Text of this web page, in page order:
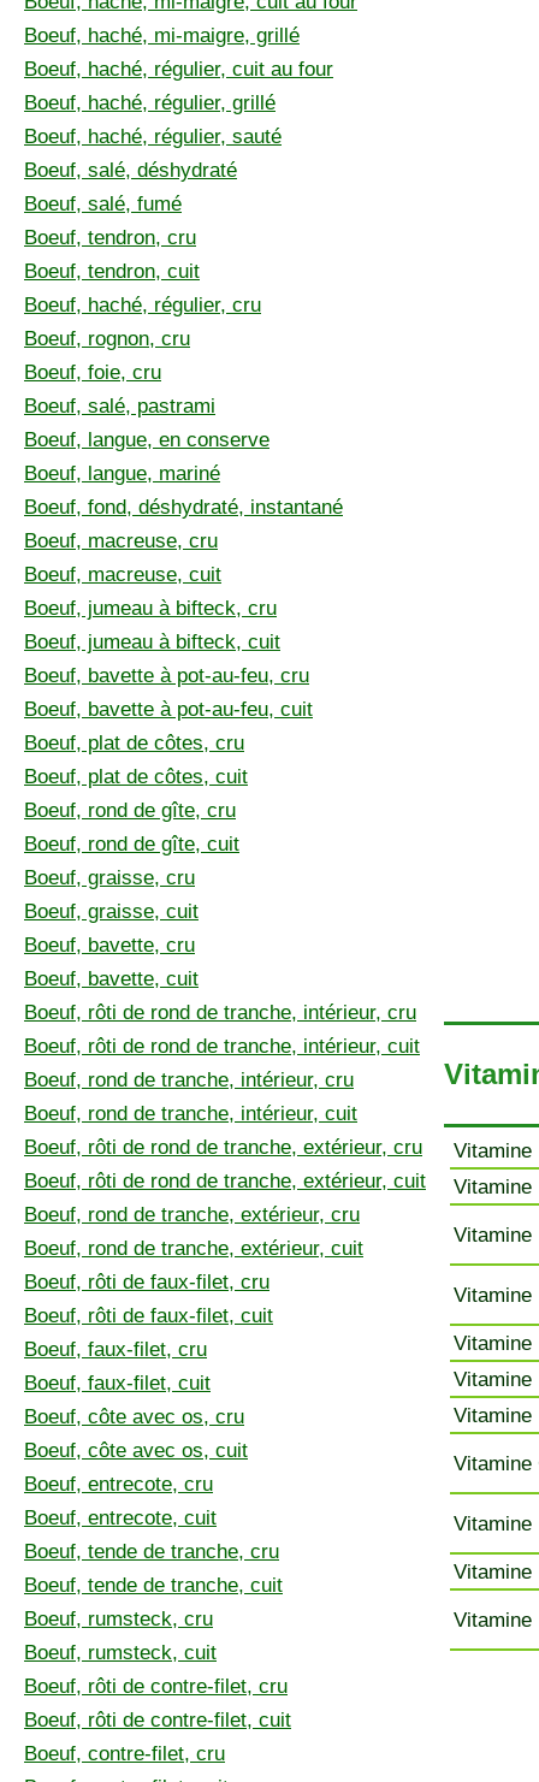
Boeuf, haché, mi-maigre, grillé
Boeuf, haché, régulier, cuit au four
Boeuf, haché, régulier, grillé
Boeuf, haché, régulier, sauté
Boeuf, salé, déshydraté
Boeuf, salé, fumé
Boeuf, tendron, cru
Boeuf, tendron, cuit
Boeuf, haché, régulier, cru
Boeuf, rognon, cru
Boeuf, foie, cru
Boeuf, salé, pastrami
Boeuf, langue, en conserve
Boeuf, langue, mariné
Boeuf, fond, déshydraté, instantané
Boeuf, macreuse, cru
Boeuf, macreuse, cuit
Boeuf, jumeau à bifteck, cru
Boeuf, jumeau à bifteck, cuit
Boeuf, bavette à pot-au-feu, cru
Boeuf, bavette à pot-au-feu, cuit
Boeuf, plat de côtes, cru
Boeuf, plat de côtes, cuit
Boeuf, rond de gîte, cru
Boeuf, rond de gîte, cuit
Boeuf, graisse, cru
Boeuf, graisse, cuit
Boeuf, bavette, cru
Boeuf, bavette, cuit
Boeuf, rôti de rond de tranche, intérieur, cru
Boeuf, rôti de rond de tranche, intérieur, cuit
Boeuf, rond de tranche, intérieur, cru
Boeuf, rond de tranche, intérieur, cuit
Boeuf, rôti de rond de tranche, extérieur, cru
Boeuf, rôti de rond de tranche, extérieur, cuit
Boeuf, rond de tranche, extérieur, cru
Boeuf, rond de tranche, extérieur, cuit
Boeuf, rôti de faux-filet, cru
Boeuf, rôti de faux-filet, cuit
Boeuf, faux-filet, cru
Boeuf, faux-filet, cuit
Boeuf, côte avec os, cru
Boeuf, côte avec os, cuit
Boeuf, entrecote, cru
Boeuf, entrecote, cuit
Boeuf, tende de tranche, cru
Boeuf, tende de tranche, cuit
Boeuf, rumsteck, cru
Boeuf, rumsteck, cuit
Boeuf, rôti de contre-filet, cru
Boeuf, rôti de contre-filet, cuit
Boeuf, contre-filet, cru
Vitamine
Vitamine
Vitamine
Vitamine
Vitamine
Vitamine
Vitamine
Vitamine
Vitamine
Vitamine
Vitamine